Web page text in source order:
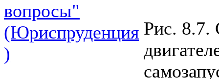
вопросы"
(Юриспруденция
)
Рис. 8.7.